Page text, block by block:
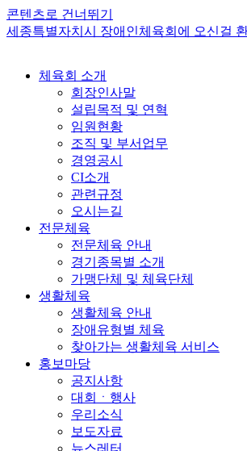
콘텐츠로 건너뛰기
세종특별자치시 장애인체육회에 오신걸
체육회 소개
회장인사말
설립목적 및 연혁
임원현황
조직 및 부서업무
경영공시
CI소개
관련규정
오시는길
전문체육
전문체육 안내
경기종목별 소개
가맹단체 및 체육단체
생활체육
생활체육 안내
장애유형별 체육
찾아가는 생활체육 서비스
홍보마당
공지사항
대회ㆍ행사
우리소식
보도자료
뉴스레터